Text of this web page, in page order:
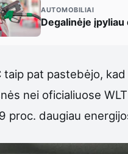
AUTOMOBILIAI
Degalinėje
taip pat pastebėjo,
nei oficialiuose
proc. daugiau